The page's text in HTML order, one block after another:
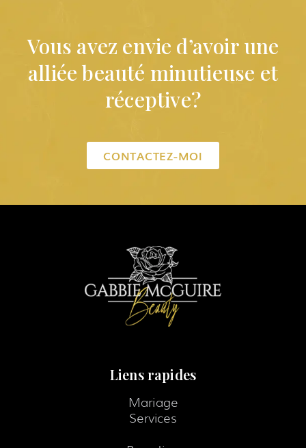
Vous avez envie d’avoir une
alliée beauté minutieuse et
réceptive?
CONTACTEZ-MOI
Liens rapides
Mariage
Services